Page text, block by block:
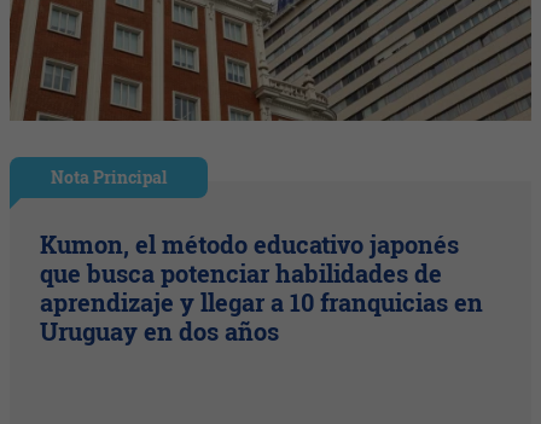
Nota Principal
Kumon, el método educativo japonés
que busca potenciar habilidades de
aprendizaje y llegar a 10 franquicias en
Uruguay en dos años